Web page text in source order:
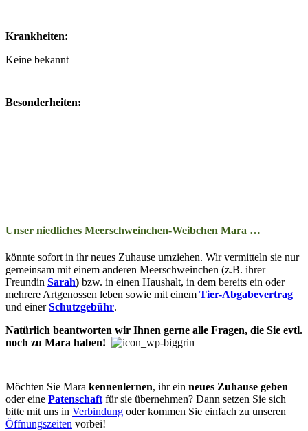
Krankheiten:
Keine bekannt
Besonderheiten:
–
Unser niedliches Meerschweinchen-Weibchen Mara …
könn­te so­fort in ihr neu­es Zu­hau­se um­zieh­en. Wir ver­mitt­eln sie nur
ge­mein­sam mit ein­em an­der­en Meer­schwein­chen (z.B. ihrer
Freundin Sarah) bzw. in ein­en Haus­halt, in dem be­reits ein oder
mehr­ere Art­ge­nos­sen le­ben so­wie mit ein­em Tier-Ab­ga­be­ver­trag
und ein­erSchutz­ge­bühr.
Natürlich beantworten wir Ihn­en ger­ne alle Fra­gen, die Sie evtl.
noch zu Mara ha­ben!
Möchten Sie Mara ken­­nen­­ler­­nen, ihr ein neu­­es Zu­hau­se ge­ben
oder eine Pa­­ten­­schaft für sie über­­neh­m­en? Dann setz­­en Sie sich
bitte mit uns in Ver­­bin­dung oder kom­men Sie ein­fach zu un­ser­en
Öff­nungs­zei­ten vor­bei!